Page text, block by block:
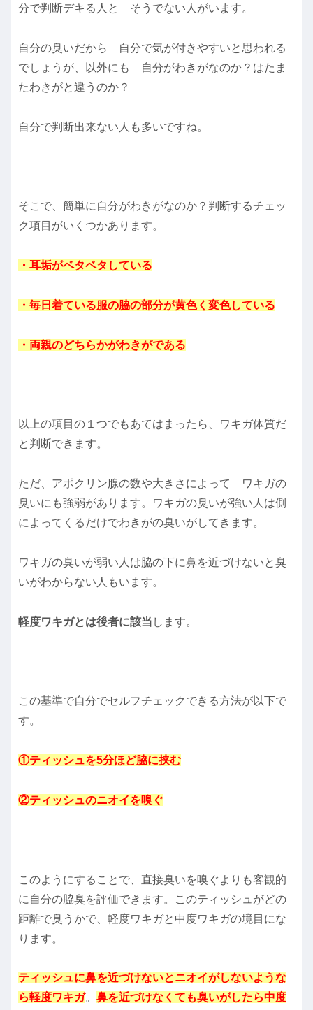
分で判断デキる人と そうでない人がいます。
自分の臭いだから 自分で気が付きやすいと思われる
でしょうが、以外にも 自分がわきがなのか？はたま
たわきがと違うのか？
自分で判断出来ない人も多いですね。
そこで、簡単に自分がわきがなのか？判断するチェッ
ク項目がいくつかあります。
・耳垢がベタベタしている
・毎日着ている服の脇の部分が黄色く変色している
・両親のどちらかがわきがである
以上の項目の１つでもあてはまったら、ワキガ体質だ
と判断できます。
ただ、アポクリン腺の数や大きさによって ワキガの
臭いにも強弱があります。ワキガの臭いが強い人は側
によってくるだけでわきがの臭いがしてきます。
ワキガの臭いが弱い人は脇の下に鼻を近づけないと臭
いがわからない人もいます。
軽度ワキガとは後者に該当 します。
この基準で自分でセルフチェックできる方法が以下で
す。
①ティッシュを5分ほど脇に挟む
②ティッシュのニオイを嗅ぐ
このようにすることで、直接臭いを嗅ぐよりも客観的
に自分の脇臭を評価できます。このティッシュがどの
距離で臭うかで、軽度ワキガと中度ワキガの境目にな
ります。
ティッシュに鼻を近づけないとニオイがしないような
ら軽度ワキガ。 鼻を近づけなくても臭いがしたら中度